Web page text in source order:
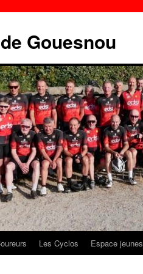
Gouesnou
Les Cyclos Espace jeunes